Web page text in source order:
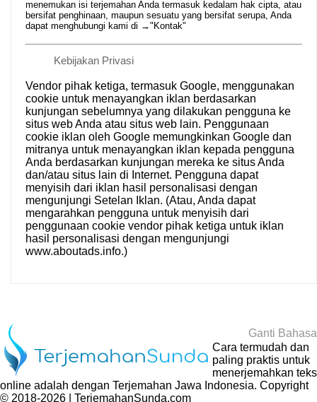
menemukan isi terjemahan Anda termasuk kedalam hak cipta, atau
bersifat penghinaan, maupun sesuatu yang bersifat serupa, Anda
dapat menghubungi kami di →"Kontak"
Kebijakan Privasi
Vendor pihak ketiga, termasuk Google, menggunakan
cookie untuk menayangkan iklan berdasarkan
kunjungan sebelumnya yang dilakukan pengguna ke
situs web Anda atau situs web lain. Penggunaan
cookie iklan oleh Google memungkinkan Google dan
mitranya untuk menayangkan iklan kepada pengguna
Anda berdasarkan kunjungan mereka ke situs Anda
dan/atau situs lain di Internet. Pengguna dapat
menyisih dari iklan hasil personalisasi dengan
mengunjungi Setelan Iklan. (Atau, Anda dapat
mengarahkan pengguna untuk menyisih dari
penggunaan cookie vendor pihak ketiga untuk iklan
hasil personalisasi dengan mengunjungi
www.aboutads.info.)
Ganti Bahasa
Cara termudah dan
paling praktis untuk
menerjemahkan teks
online adalah dengan Terjemahan Jawa Indonesia. Copyright
© 2018-2026 | TerjemahanSunda.com